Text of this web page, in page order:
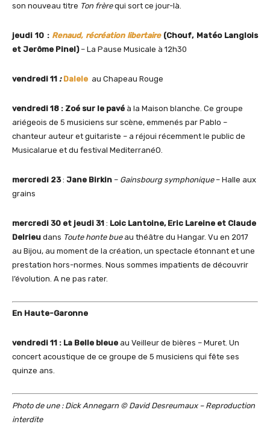
son nouveau titre Ton frèrequi sort ce jour-là.
jeudi 10 : Renaud, récréation libertaire(Chouf, Matéo Langlois
et Jerôme Pinel) – La Pause Musicale à 12h30
vendredi 11 : Dalele au Chapeau Rouge
vendredi 18 : Zoé sur le pavé à la Maison blanche. Ce groupe
ariégeois de 5 musiciens sur scène, emmenés par Pablo –
chanteur auteur et guitariste – a réjoui récemment le public de
Musicalarue et du festival MediterranéO.
mercredi 23: Jane Birkin – Gainsbourg symphonique– Halle aux
grains
mercredi 30 et jeudi 31 : Loic Lantoine, Eric Lareine et Claude
Delrieu dans Toute honte bueau théâtre du Hangar. Vu en 2017
au Bijou, au moment de la création, un spectacle étonnant et une
prestation hors-normes. Nous sommes impatients de découvrir
l’évolution. A ne pas rater.
En Haute-Garonne
vendredi 11 : La Belle bleue au Veilleur de bières – Muret. Un
concert acoustique de ce groupe de 5 musiciens qui fête ses
quinze ans.
Photo de une : Dick Annegarn © David Desreumaux – Reproduction
interdite